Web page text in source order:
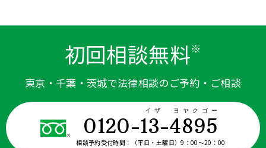
初回相談無料※
東京・千葉・茨城で法律相談のご予約・ご相談
0120-13-4895
イザ ヨヤクゴー
相談予約受付時間： （平日・土曜日）9：00〜20：00